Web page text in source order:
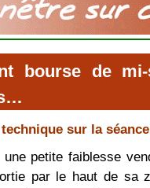
bourse de
sur la
une petite faiblesse
par le haut de sa